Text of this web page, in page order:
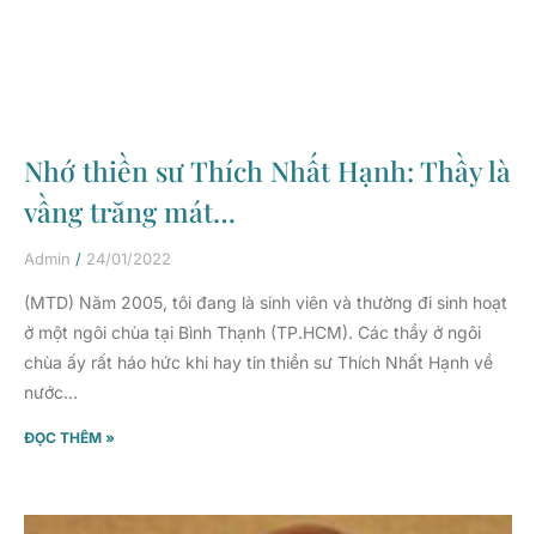
Nhớ thiền sư Thích Nhất Hạnh: Thầy là
vầng trăng mát…
Admin 24/01/2022
(MTD) Năm 2005, tôi đang là sinh viên và thường đi sinh hoạt
ở một ngôi chùa tại Bình Thạnh (TP.HCM). Các thầy ở ngôi
chùa ấy rất háo hức khi hay tin thiền sư Thích Nhất Hạnh về
nước…
ĐỌC THÊM »